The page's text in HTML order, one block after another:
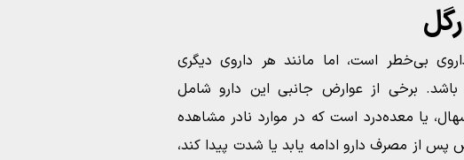
بی‌خطر است، اما مانند هر داروی دیگری
باشد. برخی از عوارض جانبی این دارو شامل
یا معده‌درد است که در موارد نادر مشاهده
از مصرف دارو ادامه یابد یا شدت پیدا کند،